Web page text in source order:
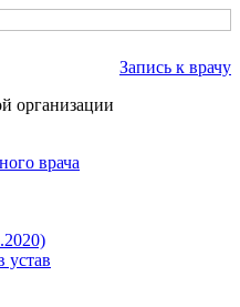
Запись к врачу
организации
врача
устав